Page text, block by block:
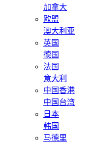
加拿大
欧盟
澳大利亚
英国
德国
法国
意大利
中国香港
中国台湾
日本
韩国
马德里